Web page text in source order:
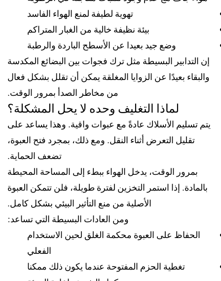
تهوية لطيفة لمنع الهواء الفاسد
بيئة نظيفة خالية من الغبار المتراكم
وضع جيد بعيدا عن الأسطح الباردة والرطبة
إن التدابير البسيطة مثل ترك فجوات بين البضائع المكدسة
والبقاء بعيدًا عن الزوايا المغلقة يمكن أن تقلل بشكل فعال
من مخاطر الصدأ بمرور الوقت.
لماذا التغليف وحده لا يحل المشكلة؟
يتم تسليم الأسلاك عادةً مع عبوات واقية. وهذا يساعد على
تقليل التعرض أثناء النقل. ومع ذلك، بمجرد فتح العبوة،
تضعف الحماية.
بمرور الوقت، يدخل الهواء ببطء إلى المساحة المحيطة
بالمادة. إذا استمر التخزين لفترة طويلة، فلن تتمكن العبوة
الأصلية من منع التأثير البيئي بشكل كامل.
ومن العادات البسيطة التي تساعد:
الحفاظ على العبوة محكمة الغلق لحين الاستخدام
الفعلي
تغطية الحزم المفتوحة عندما يكون ذلك ممكنا